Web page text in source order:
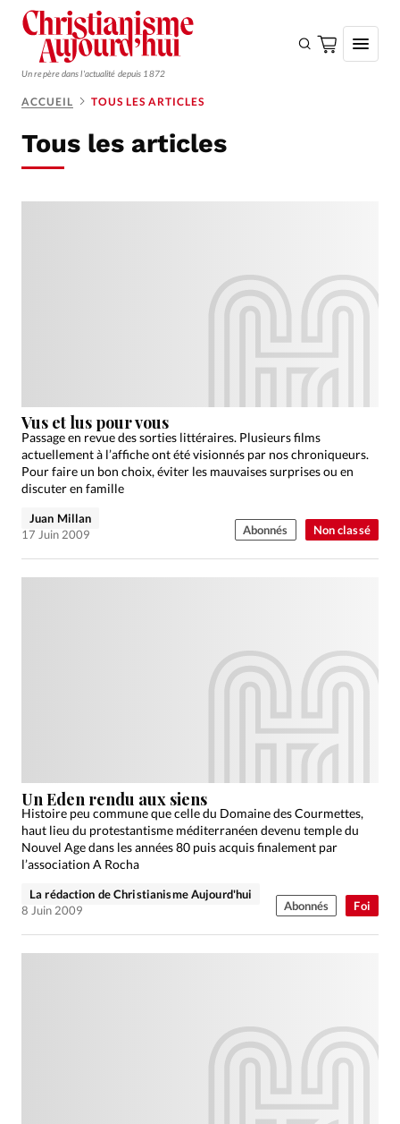
Un repère dans l'actualité depuis 1872
Monde
Devise:CHF
RUBRIQUES
Tous les articles
Actualité internationale
Chronique
Culture
Dossier
Génération réveil
Monde
ACCUEIL TOUS LES ARTICLES
Tous les articles
Non classé
Vus et lus pour vous
Passage en revue des sorties littéraires. Plusieurs films
actuellement à l’affiche ont été visionnés par nos chroniqueurs.
Pour faire un bon choix, éviter les mauvaises surprises ou en
discuter en famille
Juan Millan
17 Juin 2009
Abonnés
Foi
Un Eden rendu aux siens
Histoire peu commune que celle du Domaine des Courmettes,
haut lieu du protestantisme méditerranéen devenu temple du
Nouvel Age dans les années 80 puis acquis finalement par
l’association A Rocha
La rédaction de Christianisme Aujourd'hui
8 Juin 2009
Abonnés